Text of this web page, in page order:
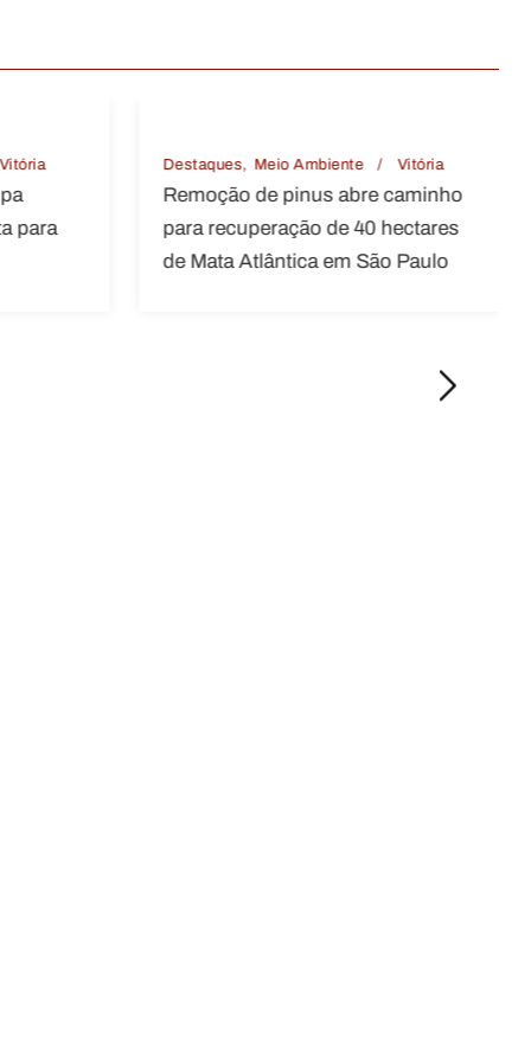
abre caminho
de 40 hectares
São Paulo
Destaques Meio Ambiente
MPF aciona banco na Justiça
crédito rural concedido em área
sobreposta a terra indígena em